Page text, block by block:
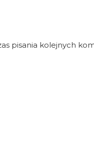
pisania kolejnych